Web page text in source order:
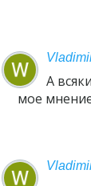
А
мое